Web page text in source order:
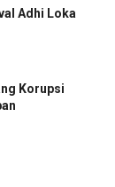
Adhi Loka
Korupsi